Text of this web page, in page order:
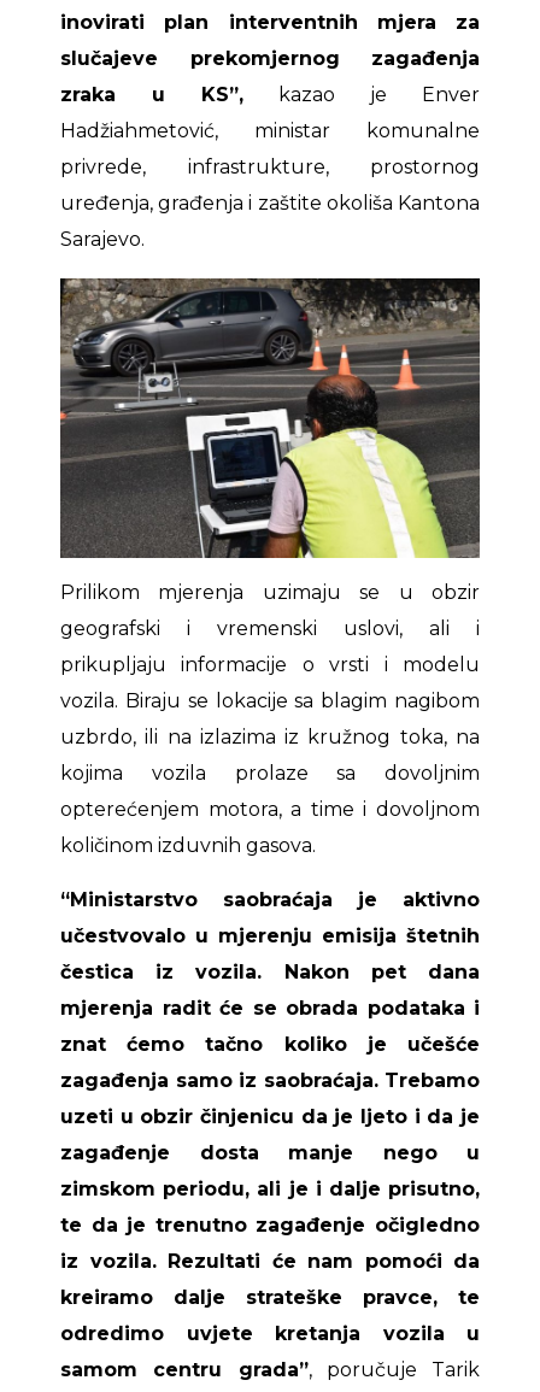
inovirati plan interventnih mjera za
slučajeve prekomjernog zagađenja
zraka u KS”, kazao je Enver
Hadžiahmetović, ministar komunalne
privrede, infrastrukture, prostornog
uređenja, građenja i zaštite okoliša Kantona
Sarajevo.
Prilikom mjerenja uzimaju se u obzir
geografski i vremenski uslovi, ali i
prikupljaju informacije o vrsti i modelu
vozila. Biraju se lokacije sa blagim nagibom
uzbrdo, ili na izlazima iz kružnog toka, na
kojima vozila prolaze sa dovoljnim
opterećenjem motora, a time i dovoljnom
količinom izduvnih gasova.
“Ministarstvo saobraćaja je aktivno
učestvovalo u mjerenju emisija štetnih
čestica iz vozila. Nakon pet dana
mjerenja radit će se obrada podataka i
znat ćemo tačno koliko je učešće
zagađenja samo iz saobraćaja. Trebamo
uzeti u obzir činjenicu da je ljeto i da je
zagađenje dosta manje nego u
zimskom periodu, ali je i dalje prisutno,
te da je trenutno zagađenje očigledno
iz vozila. Rezultati će nam pomoći da
kreiramo dalje strateške pravce, te
odredimo uvjete kretanja vozila u
samom centru grada”, poručuje Tarik